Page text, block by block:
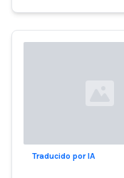
Traducido por IA